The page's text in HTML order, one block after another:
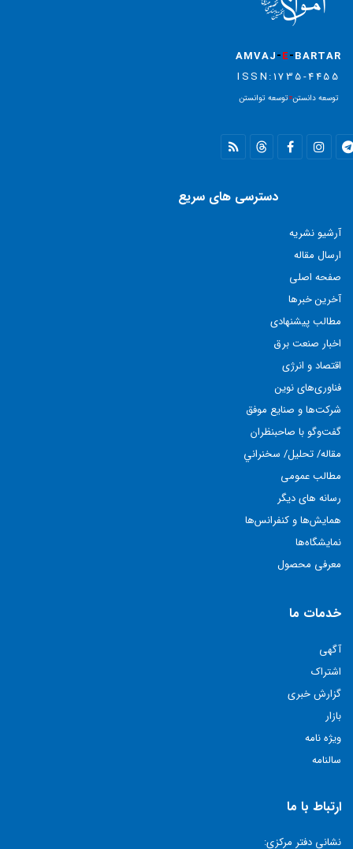
AMVAJ-E-BARTAR
ISSN:1735-4455
توسعه دانستن=توسعه توانستن
دسترسی های سریع
آرشیو نشریه
ارسال مقاله
صفحه اصلی
آخرین خبرها
مطالب پيشنهادی
اخبار صنعت برق
اقتصاد و انرژی
فناوری‌های نوين
شركت‌ها و صنايع موفق
گفت‌وگو با صاحبنظران
مقاله/ تحليل/ سخنراني
مطالب عمومی
رسانه های دیگر
همايش‌ها و كنفرانس‌ها
نمايشگاه‌ها
معرفی محصول
خدمات ما
آگهی
اشتراک
گزارش خبری
بازار
ویژه نامه
سالنامه
ارتباط با ما
نشانی دفتر مرکزی: